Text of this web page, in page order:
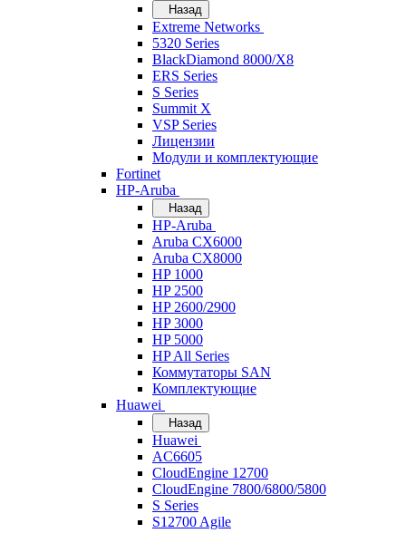
Назад
Extreme Networks
5320 Series
BlackDiamond 8000/X8
ERS Series
S Series
Summit X
VSP Series
Лицензии
Модули и комплектующие
Fortinet
HP-Aruba
Назад
HP-Aruba
Aruba CX6000
Aruba CX8000
HP 1000
HP 2500
HP 2600/2900
HP 3000
HP 5000
HP All Series
Коммутаторы SAN
Комплектующие
Huawei
Назад
Huawei
AC6605
CloudEngine 12700
CloudEngine 7800/6800/5800
S Series
S12700 Agile